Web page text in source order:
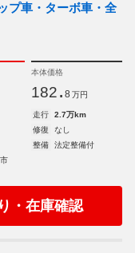
プ車・ターボ車・全
本体価格
182. 8 万円
走行
2.7万km
修復
なし
整備
法定整備付
・在庫確認